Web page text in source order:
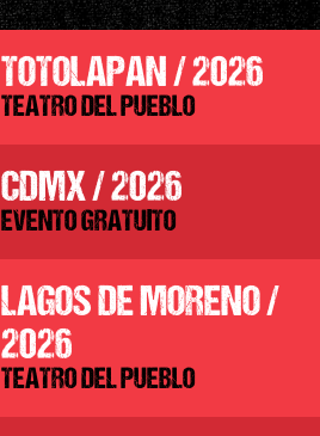
TOTOLAPAN / 2026
TEATRO DEL PUEBLO
CDMX / 2026
EVENTO GRATUITO
LAGOS DE MORENO /
2026
TEATRO DEL PUEBLO